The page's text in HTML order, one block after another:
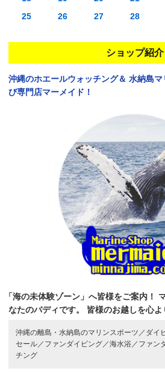
25
26 27 28
ショップ紹介
沖縄のホエールウォッチング＆ 水納島マ
び専門店マーメイド！
「海の未体験ゾーン」へ皆様をご案内！
なたのバディです。
皆様のお越しを心よ
沖縄の離島・水納島のマリンスポーツ／ ダイ
セール／ ファンダイビング／海水浴／ ファン
チング